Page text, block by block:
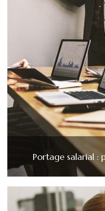
Portage salarial :